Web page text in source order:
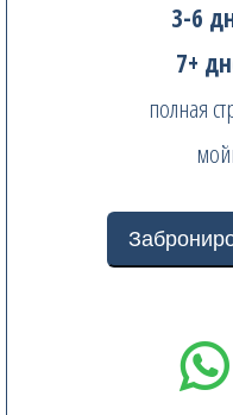
3-6
7+
полная